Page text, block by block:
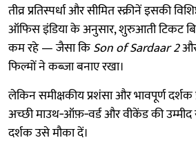
तीव्र प्रतिस्पर्धा और सीमित स्क्रीनें इसकी
ऑफिस इंडिया के अनुसार, शुरुआती टिकट
कम रहे — जैसा किSon of Sardaar 2
फिल्मों ने कब्ज़ा बनाए रखा।
लेकिन समीक्षकीय प्रशंसा और भावपूर्ण दर्शक
अच्छी माउथ‑ऑफ़‑वर्ड और वीकेंड की
दर्शक उसे मौका दें।